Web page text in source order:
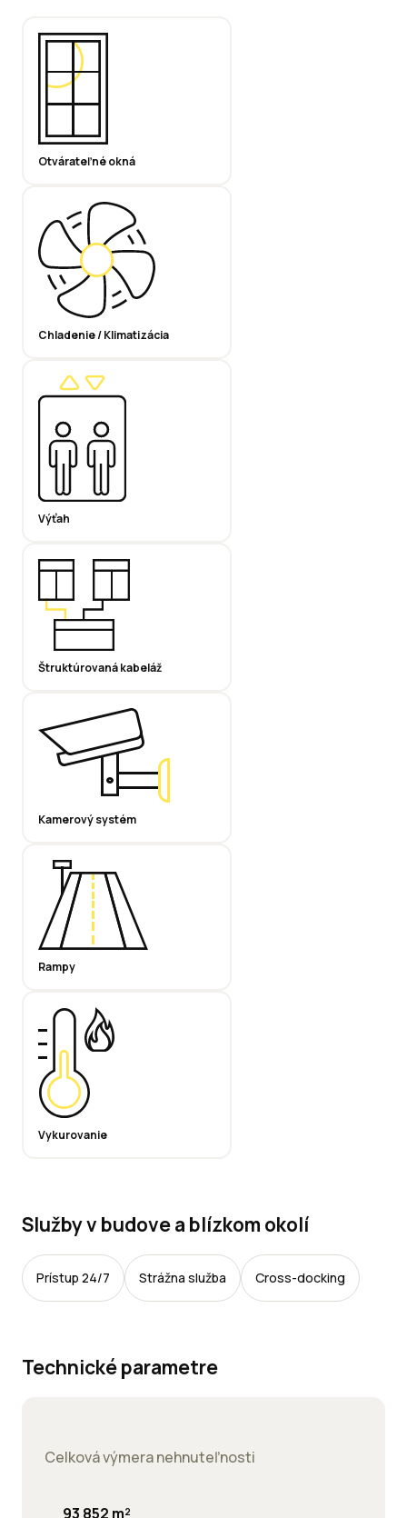
Otvárateľné okná
Chladenie / Klimatizácia
Výťah
Štruktúrovaná kabeláž
Kamerový systém
Rampy
Vykurovanie
Služby v budove a blízkom okolí
Prístup 24/7 Strážna služba Cross-docking
Technické parametre
Celková výmera nehnuteľnosti
93 852 m²